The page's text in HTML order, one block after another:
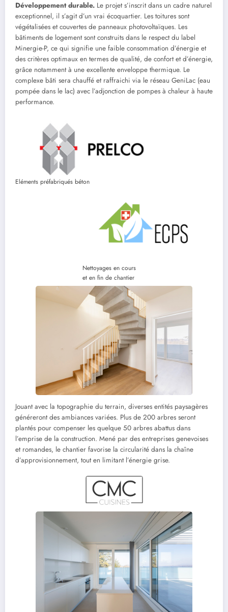
Développement durable. Le projet s’inscrit dans un cadre naturel
exceptionnel, il s’agit d’un vrai écoquartier. Les toitures sont
végétalisées et couvertes de panneaux photovoltaïques. Les
bâtiments de logement sont construits dans le respect du label
Minergie-P, ce qui signifie une faible consommation d’énergie et
des critères optimaux en termes de qualité, de confort et d’énergie,
grâce notamment à une excellente enveloppe thermique. Le
complexe bâti sera chauffé et raffraichi via le réseau GeniLac (eau
pompée dans le lac) avec l’adjonction de pompes à chaleur à haute
performance.
Eléments préfabriqués béton
Nettoyages en cours
et en fin de chantier
Jouant avec la topographie du terrain, diverses entités paysagères
généreront des ambiances variées. Plus de 200 arbres seront
plantés pour compenser les quelque 50 arbres abattus dans
l’emprise de la construction. Mené par des entreprises genevoises
et romandes, le chantier favorise la circularité dans la chaîne
d’approvisionnement, tout en limitant l’énergie grise.